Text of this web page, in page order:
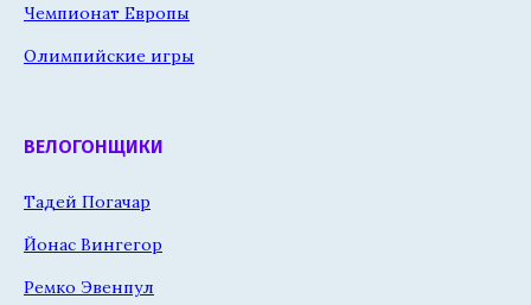
Чемпионат Европы
Олимпийские игры
ВЕЛОГОНЩИКИ
Тадей Погачар
Йонас Вингегор
Ремко Эвенпул